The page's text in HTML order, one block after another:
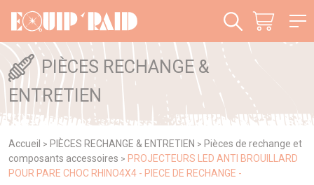
PIÈCES RECHANGE &
ENTRETIEN
Accueil > PIÈCES RECHANGE & ENTRETIEN > Pièces de rechange et
composants accessoires > PROJECTEURS LED ANTI BROUILLARD
POUR PARE CHOC RHINO4X4 - PIECE DE RECHANGE -
Panneau de gestion des cookies